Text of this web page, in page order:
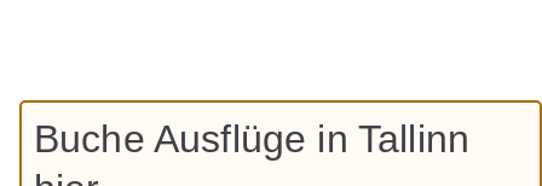
Buche Ausflüge in Tallinn